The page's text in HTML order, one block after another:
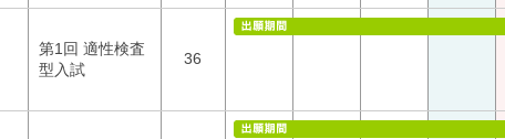
第1回 適性検査
型入試
36